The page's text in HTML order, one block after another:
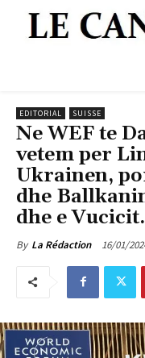
EDITORIAL SUISSE
Ne WEF te
vetem per
Ukrainen,
dhe
dhe e
By La Rédaction 16/01/